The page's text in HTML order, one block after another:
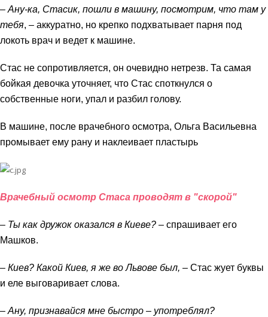
– Ану-ка, Стасик, пошли в машину, посмотрим, что там у
тебя, – аккуратно, но крепко подхватывает парня под
локоть врач и ведет к машине.
Стас не сопротивляется, он очевидно нетрезв. Та самая
бойкая девочка уточняет, что Стас споткнулся о
собственные ноги, упал и разбил голову.
В машине, после врачебного осмотра, Ольга Васильевна
промывает ему рану и наклеивает пластырь
Врачебный осмотр Стаса проводят в "скорой"
– Ты как дружок оказался в Киеве? – спрашивает его
Машков.
– Киев? Какой Киев, я же во Львове был, – Стас жует буквы
и еле выговаривает слова.
– Ану, признавайся мне быстро – употреблял?